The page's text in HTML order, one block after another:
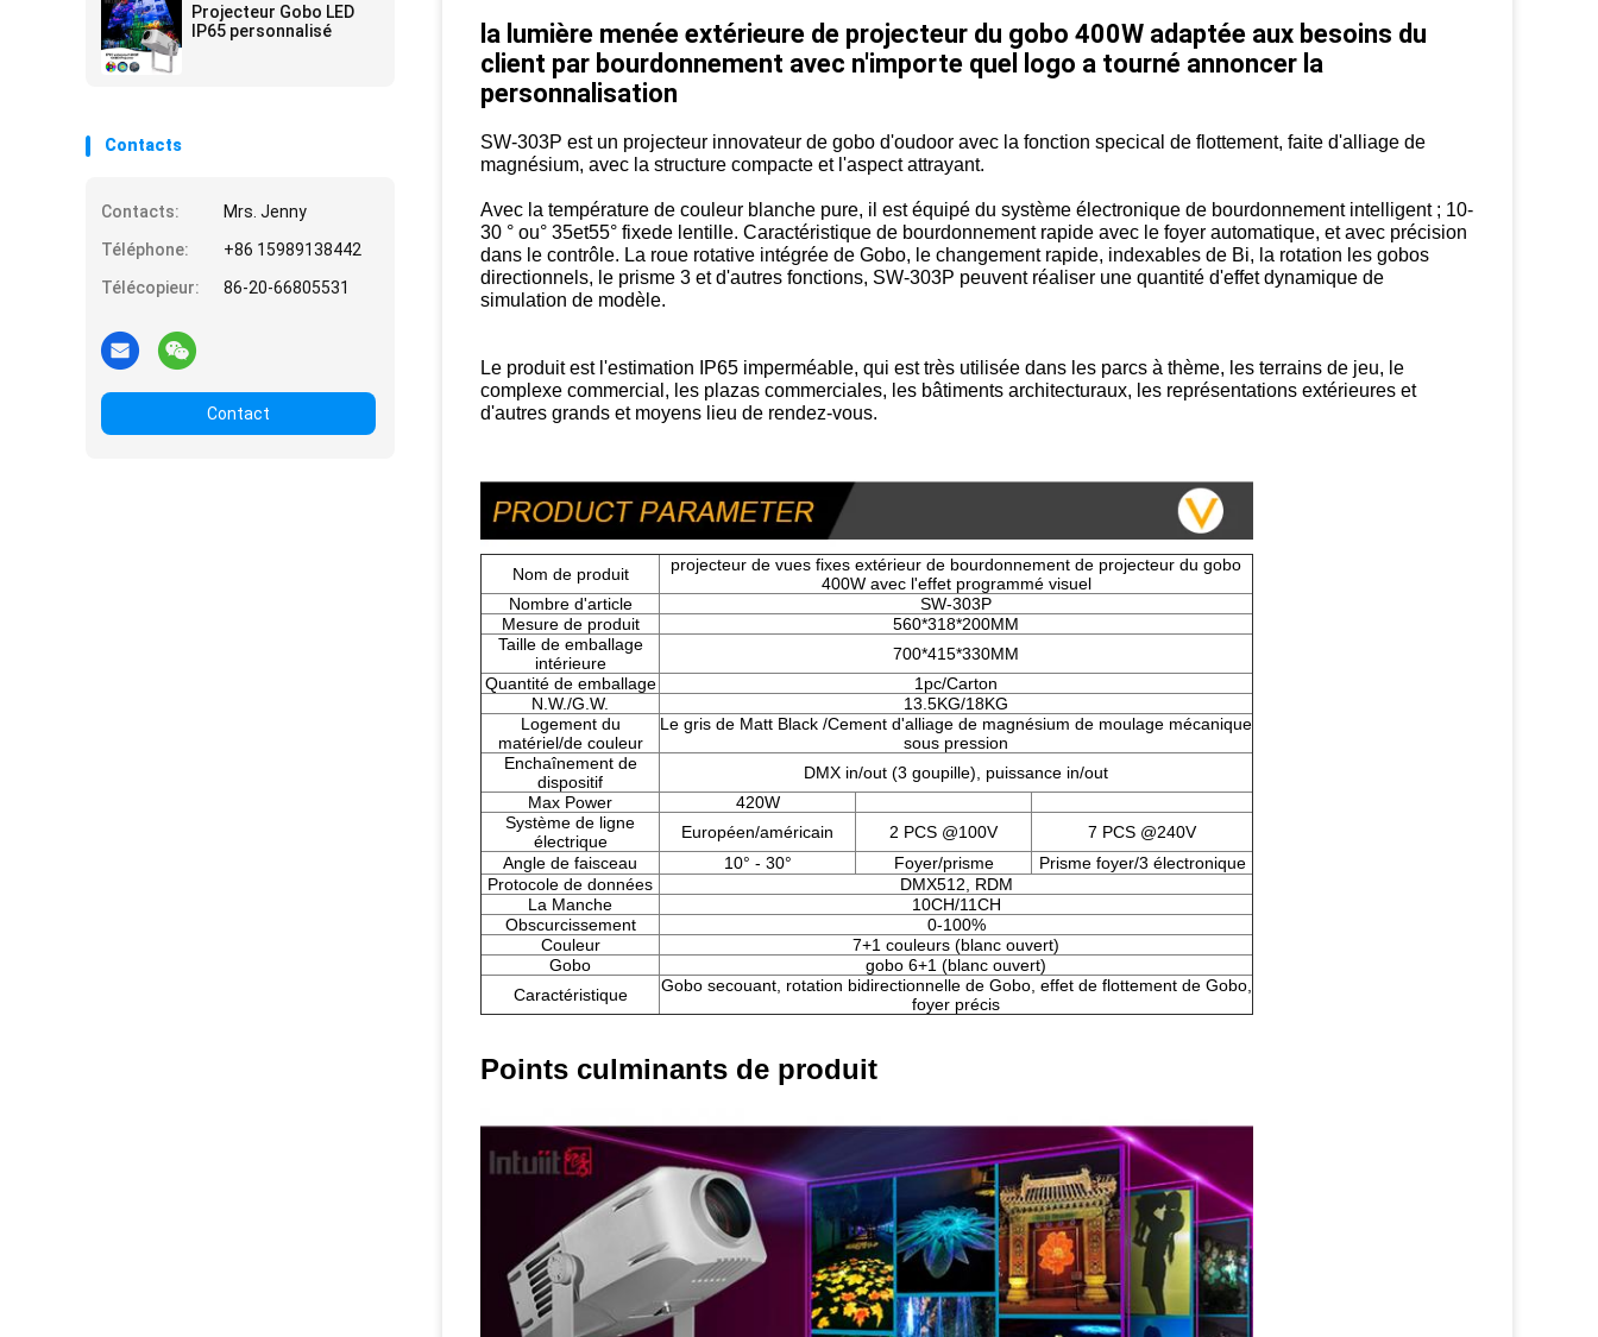
Projecteur Gobo LED
IP65 personnalisé
Contacts
Contacts:
Mrs. Jenny
Téléphone:
+86 15989138442
Télécopieur:
86-20-66805531
Contact
la lumière menée extérieure de projecteur du gobo 400W adaptée aux besoins du
client par bourdonnement avec n'importe quel logo a tourné annoncer la
personnalisation
SW-303P est un projecteur innovateur de gobo d'oudoor avec la fonction specical de flottement, faite d'alliage de
magnésium, avec la structure compacte et l'aspect attrayant.
Avec la température de couleur blanche pure, il est équipé du système électronique de bourdonnement intelligent ; 10-
30 ° ou° 35et55° fixede lentille. Caractéristique de bourdonnement rapide avec le foyer automatique, et avec précision
dans le contrôle. La roue rotative intégrée de Gobo, le changement rapide, indexables de Bi, la rotation les gobos
directionnels, le prisme 3 et d'autres fonctions, SW-303P peuvent réaliser une quantité d'effet dynamique de
simulation de modèle.
Le produit est l'estimation IP65 imperméable, qui est très utilisée dans les parcs à thème, les terrains de jeu, le
complexe commercial, les plazas commerciales, les bâtiments architecturaux, les représentations extérieures et
d'autres grands et moyens lieu de rendez-vous.
Nom de produit
projecteur de vues fixes extérieur de bourdonnement de projecteur du gobo
400W avec l'effet programmé visuel
Nombre d'article
SW-303P
Mesure de produit
560*318*200MM
Taille de emballage
intérieure
700*415*330MM
Quantité de emballage
1pc/Carton
N.W./G.W.
13.5KG/18KG
Logement du
matériel/de couleur
Le gris de Matt Black /Cement d'alliage de magnésium de moulage mécanique
sous pression
Enchaînement de
dispositif
DMX in/out (3 goupille), puissance in/out
Max Power
420W
Système de ligne
électrique
Européen/américain 2 PCS @100V
7 PCS @240V
Angle de faisceau
10° - 30° Foyer/prisme
Prisme foyer/3 électronique
Protocole de données
DMX512, RDM
La Manche
10CH/11CH
Obscurcissement
0-100%
Couleur
7+1 couleurs (blanc ouvert)
Gobo
gobo 6+1 (blanc ouvert)
Caractéristique
Gobo secouant, rotation bidirectionnelle de Gobo, effet de flottement de Gobo,
foyer précis
Points culminants de produit